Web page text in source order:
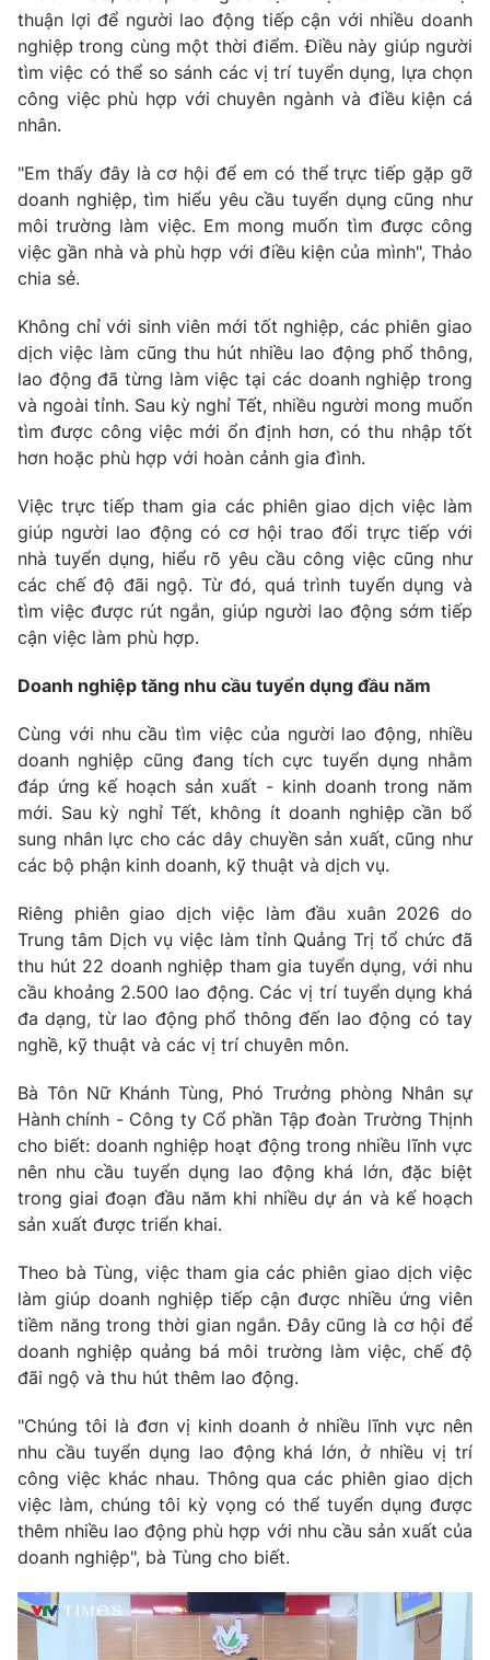
Liên hệ quảng cáo: 024-7300.7108
® Cấm sao chép dưới mọi hình thức nếu không có sự chấp
thuận bằng văn bản. Ghi rõ nguồn VTV.vn khi phát hành lại
thông tin từ website này.
thuận lợi để người lao động tiếp cận với nhiều doanh
nghiệp trong cùng một thời điểm. Điều này giúp người
tìm việc có thể so sánh các vị trí tuyển dụng, lựa chọn
công việc phù hợp với chuyên ngành và điều kiện cá
nhân.
"Em thấy đây là cơ hội để em có thể trực tiếp gặp gỡ
doanh nghiệp, tìm hiểu yêu cầu tuyển dụng cũng như
môi trường làm việc. Em mong muốn tìm được công
việc gần nhà và phù hợp với điều kiện của mình", Thảo
chia sẻ.
Không chỉ với sinh viên mới tốt nghiệp, các phiên giao
dịch việc làm cũng thu hút nhiều lao động phổ thông,
lao động đã từng làm việc tại các doanh nghiệp trong
và ngoài tỉnh. Sau kỳ nghỉ Tết, nhiều người mong muốn
tìm được công việc mới ổn định hơn, có thu nhập tốt
hơn hoặc phù hợp với hoàn cảnh gia đình.
Việc trực tiếp tham gia các phiên giao dịch việc làm
giúp người lao động có cơ hội trao đổi trực tiếp với
nhà tuyển dụng, hiểu rõ yêu cầu công việc cũng như
các chế độ đãi ngộ. Từ đó, quá trình tuyển dụng và
tìm việc được rút ngắn, giúp người lao động sớm tiếp
cận việc làm phù hợp.
Doanh nghiệp tăng nhu cầu tuyển dụng đầu năm
Cùng với nhu cầu tìm việc của người lao động, nhiều
doanh nghiệp cũng đang tích cực tuyển dụng nhằm
đáp ứng kế hoạch sản xuất - kinh doanh trong năm
mới. Sau kỳ nghỉ Tết, không ít doanh nghiệp cần bổ
sung nhân lực cho các dây chuyền sản xuất, cũng như
các bộ phận kinh doanh, kỹ thuật và dịch vụ.
Riêng phiên giao dịch việc làm đầu xuân 2026 do
Trung tâm Dịch vụ việc làm tỉnh Quảng Trị tổ chức đã
thu hút 22 doanh nghiệp tham gia tuyển dụng, với nhu
cầu khoảng 2.500 lao động. Các vị trí tuyển dụng khá
đa dạng, từ lao động phổ thông đến lao động có tay
nghề, kỹ thuật và các vị trí chuyên môn.
Bà Tôn Nữ Khánh Tùng, Phó Trưởng phòng Nhân sự
Hành chính - Công ty Cổ phần Tập đoàn Trường Thịnh
cho biết: doanh nghiệp hoạt động trong nhiều lĩnh vực
nên nhu cầu tuyển dụng lao động khá lớn, đặc biệt
trong giai đoạn đầu năm khi nhiều dự án và kế hoạch
sản xuất được triển khai.
Theo bà Tùng, việc tham gia các phiên giao dịch việc
làm giúp doanh nghiệp tiếp cận được nhiều ứng viên
tiềm năng trong thời gian ngắn. Đây cũng là cơ hội để
doanh nghiệp quảng bá môi trường làm việc, chế độ
đãi ngộ và thu hút thêm lao động.
"Chúng tôi là đơn vị kinh doanh ở nhiều lĩnh vực nên
nhu cầu tuyển dụng lao động khá lớn, ở nhiều vị trí
công việc khác nhau. Thông qua các phiên giao dịch
việc làm, chúng tôi kỳ vọng có thể tuyển dụng được
thêm nhiều lao động phù hợp với nhu cầu sản xuất của
doanh nghiệp", bà Tùng cho biết.